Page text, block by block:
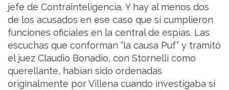
jefe de Contrainteligencia. Y hay al menos dos
de los acusados en ese caso que sí cumplieron
funciones oficiales en la central de espías. Las
escuchas que conforman “la causa Puf” y tramitó
el juez Claudio Bonadio, con Stornelli como
querellante, habían sido ordenadas
originalmente por Villena cuando investigaba si